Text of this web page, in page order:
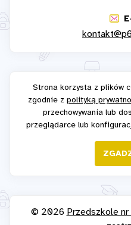
Strona korzysta z plików
zgodnie z polityką
przechowywania lub
przeglądarce lub
© 2026 Przedszkole nr